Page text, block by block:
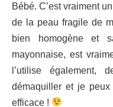
Bébé. C’est vraiment
de la peau fragile de
bien homogène et
mayonnaise, est
l’utilise
démaquiller et je
efficace !